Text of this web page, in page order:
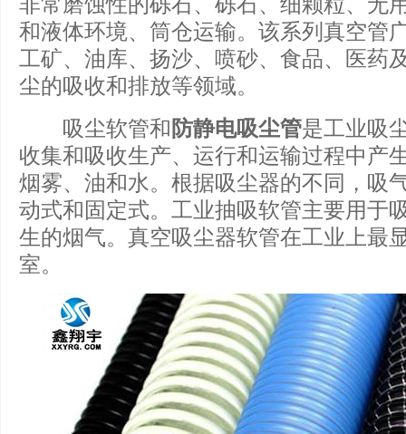
和液体环境、筒仓运输。该系列真空管
工矿、油库、扬沙、喷砂、食品、医药
尘的吸收和排放等领域。
吸尘软管和 防静电吸尘管是工业吸
收集和吸收生产、运行和运输过程中产
烟雾、油和水。根据吸尘器的不同，吸
动式和固定式。工业抽吸软管主要用于
生的烟气。真空吸尘器软管在工业上最
室。